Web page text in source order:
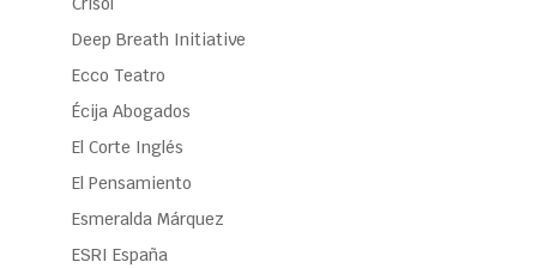
Deep Breath Initiative
Ecco Teatro
Écija Abogados
El Corte Inglés
El Pensamiento
Esmeralda Márquez
ESRI España